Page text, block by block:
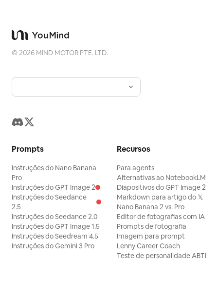
©2026 MIND MOTOR PTE. LTD.
Prompts
Instruções do Nano Banana
Pro
Instruções do GPT Image 2
Instruções do Seedance
2.5
Instruções do Seedance 2.0
Instruções do GPT Image 1.5
Instruções do Seedream 4.5
Instruções do Gemini 3 Pro
Recursos
Para agents
Alternativas ao NotebookLM
Diapositivos do GPT Image 2
Markdown para artigo do 𝕏
Nano Banana 2 vs. Pro
Editor de fotografias com IA
Prompts de fotografia
Imagem para prompt
Lenny Career Coach
Teste de personalidade ABTI